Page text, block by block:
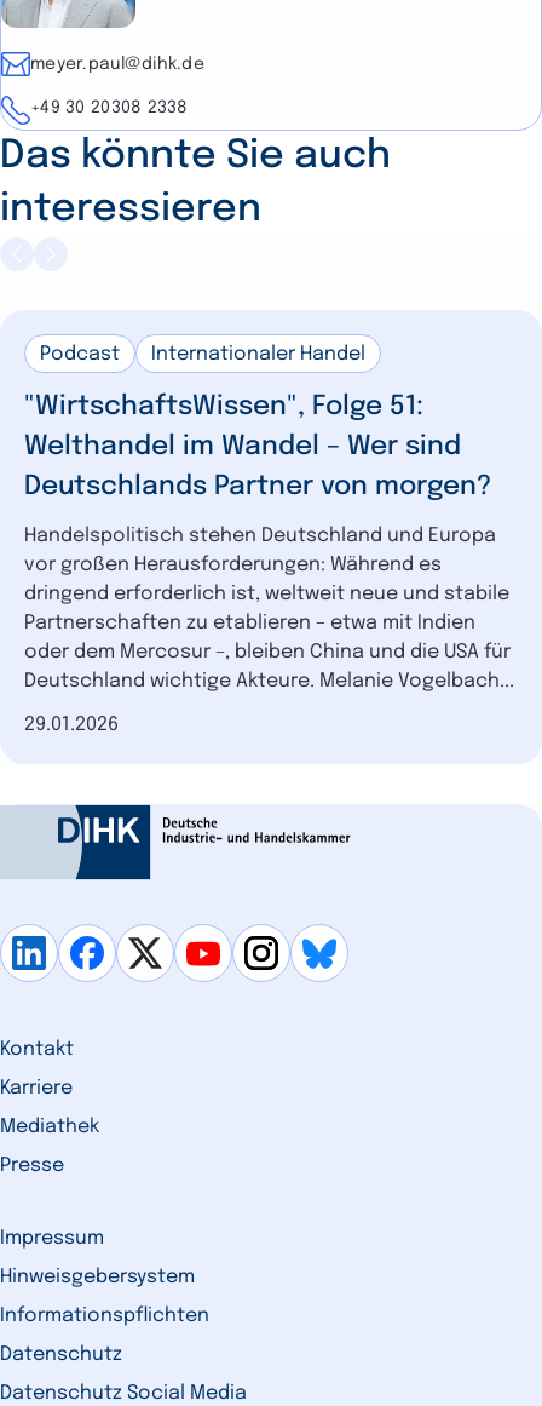
E-Mailmeyer.paul@dihk.de
Telefon
+49 30 20308 2338
Das könnte Sie auch
interessieren
Podcast Internationaler Handel
"WirtschaftsWissen", Folge 51:
Welthandel im Wandel – Wer sind
Deutschlands Partner von morgen?
Handelspolitisch stehen Deutschland und Europa
vor großen Herausforderungen: Während es
dringend erforderlich ist, weltweit neue und stabile
Partnerschaften zu etablieren – etwa mit Indien
oder dem Mercosur –, bleiben China und die USA für
Deutschland wichtige Akteure. Melanie Vogelbach...
Datum der Veröffentlichung
29.01.2026
Kontakt
Karriere
Mediathek
Presse
Impressum
Hinweisgebersystem
Informationspflichten
Datenschutz
Datenschutz Social Media